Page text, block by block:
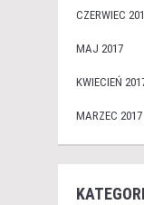
CZERWIEC
MAJ 2017
KWIECIEŃ
MARZEC 2017